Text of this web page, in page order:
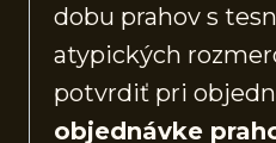
dobu prahov s
atypických
potvrdiť pri
objednávke